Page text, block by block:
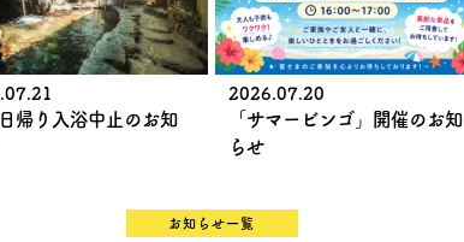
帰り入浴中止のお知
2026.07.20
「サマービンゴ」開催のお知
らせ
お知らせ一覧